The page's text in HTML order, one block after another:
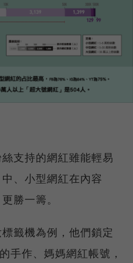
支持的網紅雖能輕易
、小型網紅在內容
勝一籌。
籤機為例，他們鎖定
手作、媽媽網紅帳號，